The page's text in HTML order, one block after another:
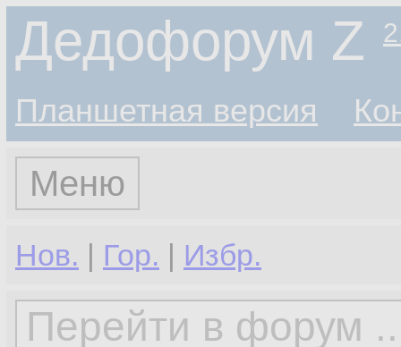
Дедофорум Z
Планшетная версия
Меню
Нов. | Гор. | Избр.